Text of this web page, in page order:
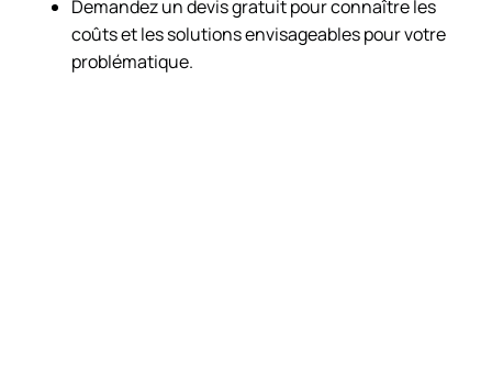
Demandez un devis gratuit pour connaître les
coûts et les solutions envisageables pour votre
problématique.